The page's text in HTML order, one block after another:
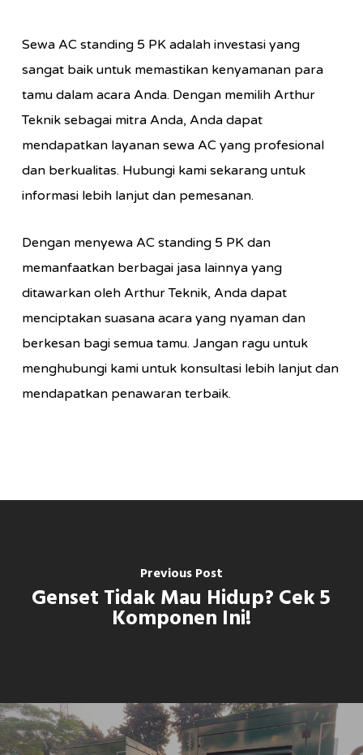
Sewa AC standing 5 PK adalah investasi yang
sangat baik untuk memastikan kenyamanan para
tamu dalam acara Anda. Dengan memilih Arthur
Teknik sebagai mitra Anda, Anda dapat
mendapatkan layanan sewa AC yang profesional
dan berkualitas. Hubungi kami sekarang untuk
informasi lebih lanjut dan pemesanan.
Dengan menyewa AC standing 5 PK dan
memanfaatkan berbagai jasa lainnya yang
ditawarkan oleh Arthur Teknik, Anda dapat
menciptakan suasana acara yang nyaman dan
berkesan bagi semua tamu. Jangan ragu untuk
menghubungi kami untuk konsultasi lebih lanjut dan
mendapatkan penawaran terbaik.
Previous Post
Genset Tidak Mau Hidup? Cek 5
Komponen Ini!